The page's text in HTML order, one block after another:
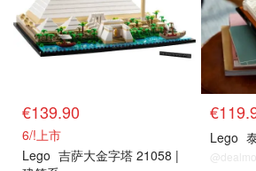
€139.90
6/!上市
Lego 吉萨大金字塔 21058 |
Lego